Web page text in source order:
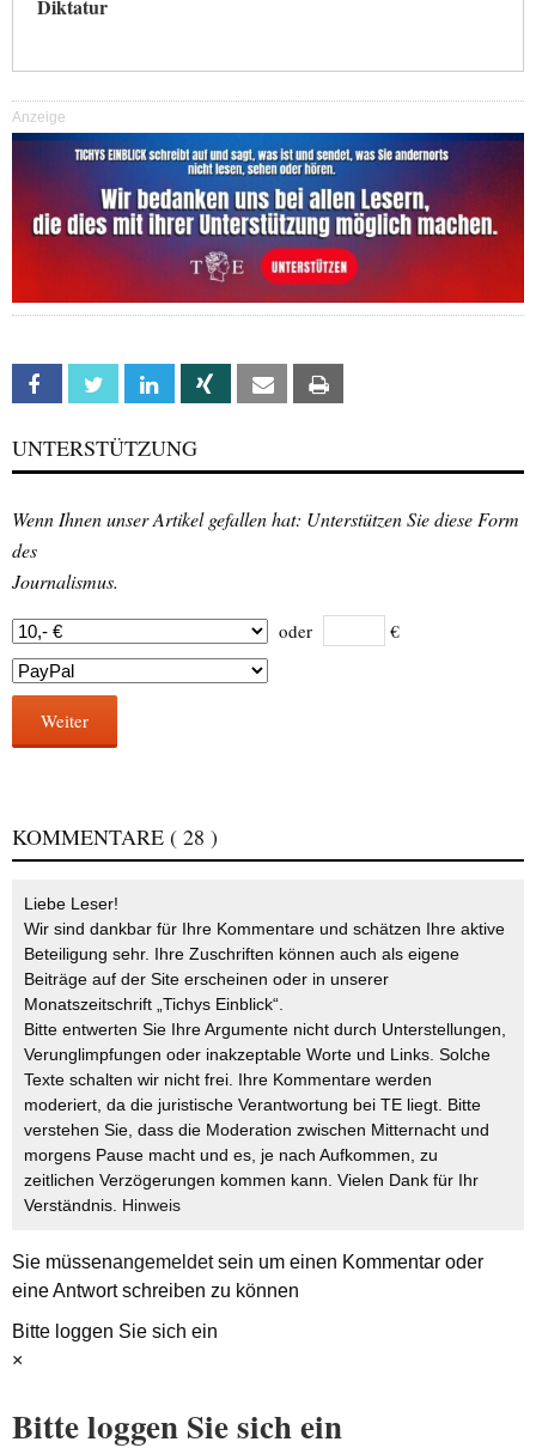
Diktatur
Anzeige
Facebook Twitter Linkedin Xing Email
UNTERSTÜTZUNG
Wenn Ihnen unser Artikel gefallen hat: Unterstützen Sie diese Form
des
Journalismus.
oder €
Weiter
KOMMENTARE ( 28 )
Liebe Leser!
Wir sind dankbar für Ihre Kommentare und schätzen Ihre aktive
Beteiligung sehr. Ihre Zuschriften können auch als eigene
Beiträge auf der Site erscheinen oder in unserer
Monatszeitschrift „Tichys Einblick“.
Bitte entwerten Sie Ihre Argumente nicht durch Unterstellungen,
Verunglimpfungen oder inakzeptable Worte und Links. Solche
Texte schalten wir nicht frei. Ihre Kommentare werden
moderiert, da die juristische Verantwortung bei TE liegt. Bitte
verstehen Sie, dass die Moderation zwischen Mitternacht und
morgens Pause macht und es, je nach Aufkommen, zu
zeitlichen Verzögerungen kommen kann. Vielen Dank für Ihr
Verständnis. Hinweis
Sie müssenangemeldetsein um einen Kommentar oder
eine Antwort schreiben zu können
Bitte loggen Sie sich ein
×
Bitte loggen Sie sich ein